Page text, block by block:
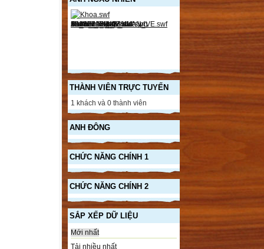
THÀNH VIÊN TRỰC TUYẾN
1 khách và 0 thành viên
ANH ĐÔNG
CHỨC NĂNG CHÍNH 1
CHỨC NĂNG CHÍNH 2
SẮP XẾP DỮ LIỆU
Mới nhất
Tải nhiều nhất